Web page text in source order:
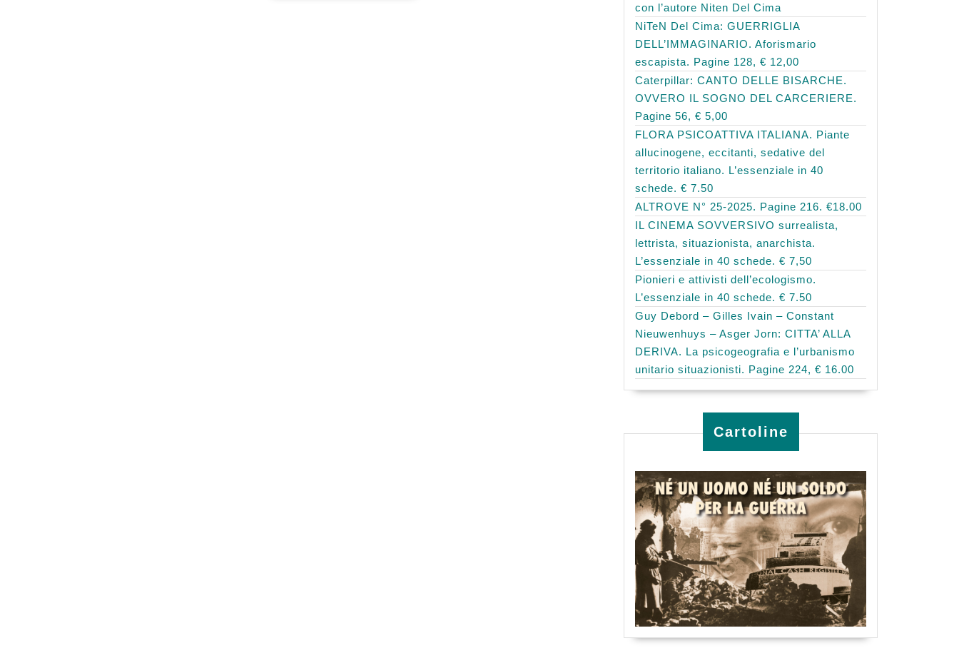
con l’autore Niten Del Cima
NiTeN Del Cima: GUERRIGLIA
DELL’IMMAGINARIO. Aforismario
escapista. Pagine 128, € 12,00
Caterpillar: CANTO DELLE BISARCHE.
OVVERO IL SOGNO DEL CARCERIERE.
Pagine 56, € 5,00
FLORA PSICOATTIVA ITALIANA. Piante
allucinogene, eccitanti, sedative del
territorio italiano. L’essenziale in 40
schede. € 7.50
ALTROVE N° 25-2025. Pagine 216. €18.00
IL CINEMA SOVVERSIVO surrealista,
lettrista, situazionista, anarchista.
L’essenziale in 40 schede. € 7,50
Pionieri e attivisti dell’ecologismo.
L’essenziale in 40 schede. € 7.50
Guy Debord – Gilles Ivain – Constant
Nieuwenhuys – Asger Jorn: CITTA’ ALLA
DERIVA. La psicogeografia e l’urbanismo
unitario situazionisti. Pagine 224, € 16.00
Cartoline